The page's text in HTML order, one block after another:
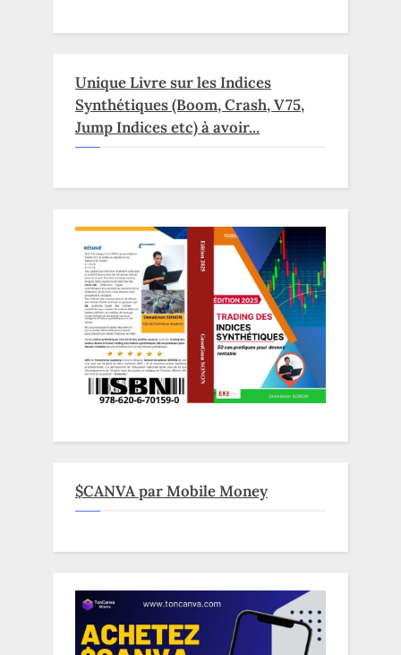
Unique Livre sur les Indices
Synthétiques (Boom, Crash, V75,
Jump Indices etc) à avoir...
$CANVA par Mobile Money